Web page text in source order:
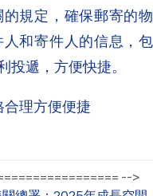
規定，確保郵寄的物
和寄件人的信息，包
投遞‌，方便快捷。
理方便便捷
-->